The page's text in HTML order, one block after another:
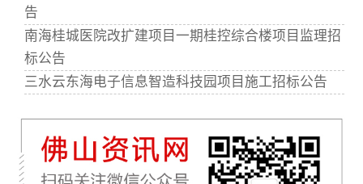
告
南海桂城医院改扩建项目一期桂控综合楼项目监理招
标公告
三水云东海电子信息智造科技园项目施工招标公告